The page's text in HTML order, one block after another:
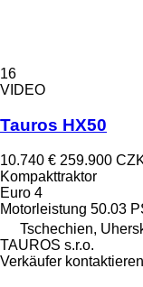
16
VIDEO
Tauros HX50
10.740 € 259.900
Kompakttraktor
Euro 4
Motorleistung 50.03
Tschechien,
TAUROS s.r.o.
Verkäufer kontaktieren